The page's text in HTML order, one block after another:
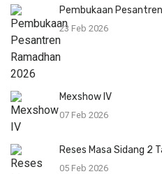
Pembukaan
23 Feb 2026
Mexshow IV
07 Feb 2026
Reses Masa Sidang
05 Feb 2026